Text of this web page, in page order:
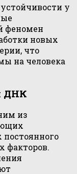
у
феномен
новых
что
на человека
ДНК
из
факторов.